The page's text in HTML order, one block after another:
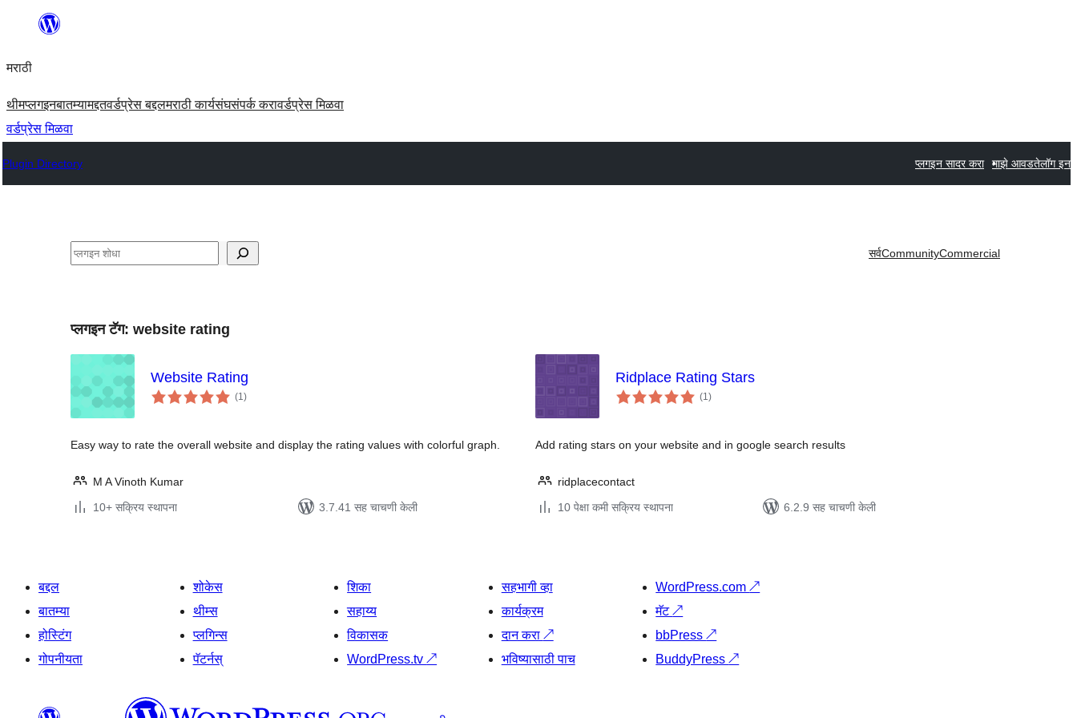
सामुग्रीवर
मराठी
थीमप्लगइनबातम्यामद्दतवर्डप्रेस बद्दलमराठी कार्यसंघसंपर्क करावर्डप्रेस मिळवा
वर्डप्रेस मिळवा
Plugin Directory प्लगइन सादर करा माझे आवडतेलॉग इन
शोधा सर्वCommunityCommercial
प्लगइन टॅग: website rating
Website Rating
(1एकूण
मूल्यांकन
)
Easy way to rate the overall website and display the rating values with colorful graph.
M A Vinoth Kumar
10+ सक्रिय स्थापना
3.7.41 सह चाचणी केली
Ridplace Rating Stars
(1एकूण
मूल्यांकन
)
Add rating stars on your website and in google search results
ridplacecontact
10 पेक्षा कमी सक्रिय स्थापना
6.2.9 सह चाचणी केली
बद्दल
बातम्या
होस्टिंग
गोपनीयता
शोकेस
थीम्स
प्लगिन्स
पॅटर्नस्
शिका
सहाय्य
विकासक
WordPress.tv↗
सहभागी व्हा
कार्यक्रम
दान करा ↗
भविष्यासाठी पाच
WordPress.com↗
मॅट↗
bbPress↗
BuddyPress↗